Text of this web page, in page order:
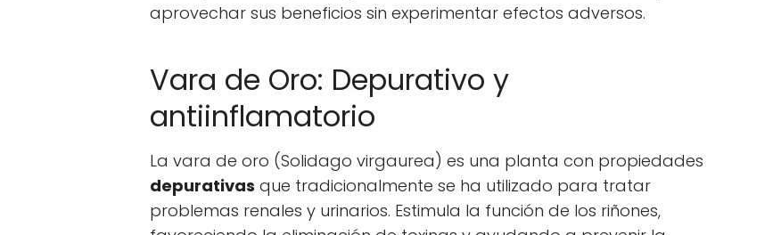
aprovechar sus beneficios sin experimentar efectos adversos.
Vara de Oro: Depurativo y
antiinflamatorio
La vara de oro (Solidago virgaurea) es una planta con propiedades
depurativas que tradicionalmente se ha utilizado para tratar
problemas renales y urinarios. Estimula la función de los riñones,